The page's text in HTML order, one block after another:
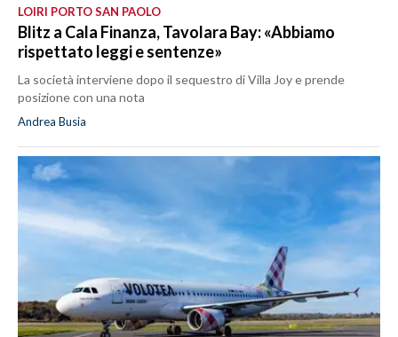
LOIRI PORTO SAN PAOLO
Blitz a Cala Finanza, Tavolara Bay: «Abbiamo
rispettato leggi e sentenze»
La società interviene dopo il sequestro di Villa Joy e prende
posizione con una nota
Andrea Busia